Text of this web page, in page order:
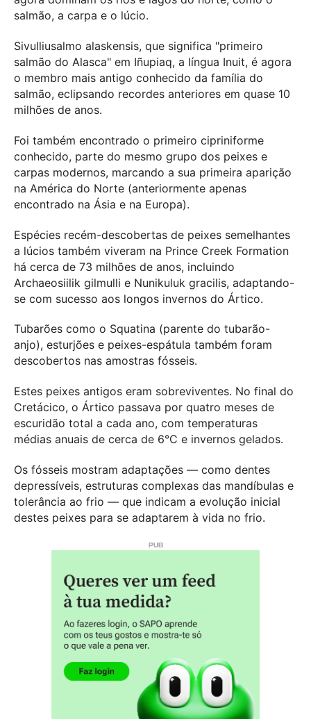
salmão, a carpa e o lúcio.
Sivulliusalmo alaskensis, que significa "primeiro
salmão do Alasca" em Iñupiaq, a língua Inuit, é agora
o membro mais antigo conhecido da família do
salmão, eclipsando recordes anteriores em quase 10
milhões de anos.
Foi também encontrado o primeiro cipriniforme
conhecido, parte do mesmo grupo dos peixes e
carpas modernos, marcando a sua primeira aparição
na América do Norte (anteriormente apenas
encontrado na Ásia e na Europa).
Espécies recém-descobertas de peixes semelhantes
a lúcios também viveram na Prince Creek Formation
há cerca de 73 milhões de anos, incluindo
Archaeosiilik gilmulli e Nunikuluk gracilis, adaptando-
se com sucesso aos longos invernos do Ártico.
Tubarões como o Squatina (parente do tubarão-
anjo), esturjões e peixes-espátula também foram
descobertos nas amostras fósseis.
Estes peixes antigos eram sobreviventes. No final do
Cretácico, o Ártico passava por quatro meses de
escuridão total a cada ano, com temperaturas
médias anuais de cerca de 6°C e invernos gelados.
Os fósseis mostram adaptações — como dentes
depressíveis, estruturas complexas das mandíbulas e
tolerância ao frio — que indicam a evolução inicial
destes peixes para se adaptarem à vida no frio.